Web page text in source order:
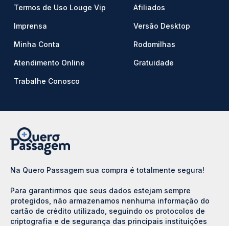
Termos de Uso Louge Vip
Imprensa
Minha Conta
Atendimento Online
Trabalhe Conosco
Afiliados
Versão Desktop
Rodomilhas
Gratuidade
Na Quero Passagem sua compra é totalmente segura!
Para garantirmos que seus dados estejam sempre
protegidos, não armazenamos nenhuma informação do
cartão de crédito utilizado, seguindo os protocolos de
criptografia e de segurança das principais instituições